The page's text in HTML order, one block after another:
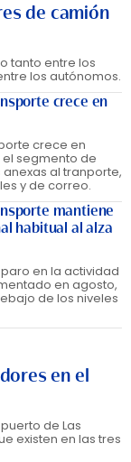
de camión
tanto entre los
los autónomos.
crece en
crece en
segmento de
al tranporte,
y de correo.
mantiene
habitual al alza
en la actividad
en agosto,
de los niveles
en el
de Las
existen en las tres